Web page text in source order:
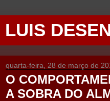
LUIS
quarta-feira, 28 de março de
O
A SOBRA DO